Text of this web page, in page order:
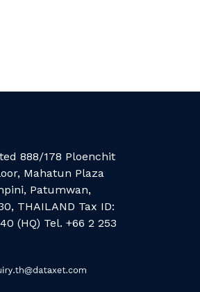
888/178 Ploenchit
Mahatun Plaza
Patumwan,
THAILAND Tax ID:
(HQ) Tel. +66 2 253